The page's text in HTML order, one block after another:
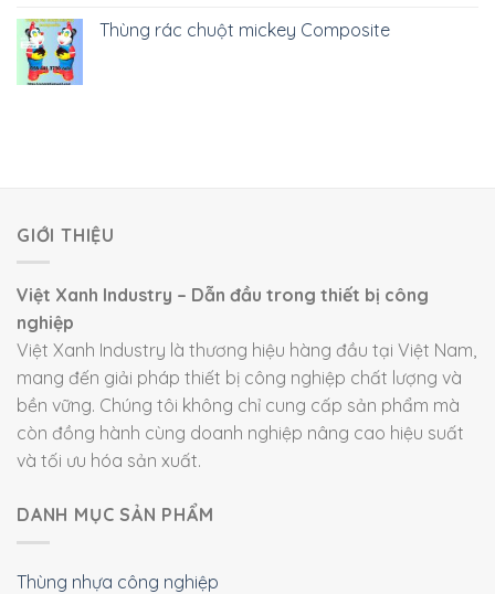
Thùng rác chuột mickey Composite
GIỚI THIỆU
Việt Xanh Industry – Dẫn đầu trong thiết bị công
nghiệp
Việt Xanh Industry là thương hiệu hàng đầu tại Việt Nam,
mang đến giải pháp thiết bị công nghiệp chất lượng và
bền vững. Chúng tôi không chỉ cung cấp sản phẩm mà
còn đồng hành cùng doanh nghiệp nâng cao hiệu suất
và tối ưu hóa sản xuất.
DANH MỤC SẢN PHẨM
Thùng nhựa công nghiệp